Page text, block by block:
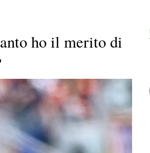
ho il merito di